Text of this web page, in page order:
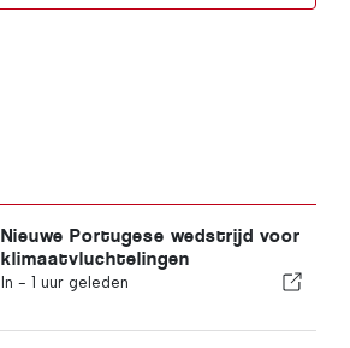
Nieuwe Portugese wedstrijd voor
klimaatvluchtelingen
In - 1 uur geleden